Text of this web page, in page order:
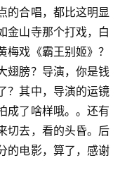
的合唱，都比这明显
金山寺那个打戏，白
戏《霸王别姬》？
翅膀？导演，你是钱
？其中，导演的运镜
成了啥样哦。。还有
切去，看的头昏。后
的电影，算了，感谢